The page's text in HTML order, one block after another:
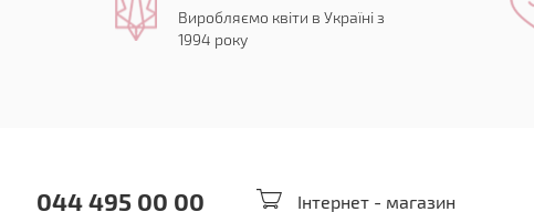
Виробляємо квіти в Україні з
1994 року
044 495 00 00
Інтернет - магазин